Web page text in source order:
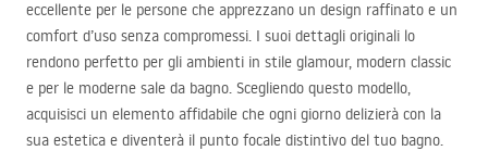
eccellente per le persone che apprezzano un design raffinato e un
comfort d’uso senza compromessi. I suoi dettagli originali lo
rendono perfetto per gli ambienti in stile glamour, modern classic
e per le moderne sale da bagno. Scegliendo questo modello,
acquisisci un elemento affidabile che ogni giorno delizierà con la
sua estetica e diventerà il punto focale distintivo del tuo bagno.